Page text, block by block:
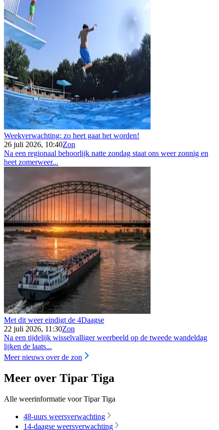
Weekverwachting: zo heet gaat het worden!
26 juli 2026, 10:40Zon
Na een regionaal behoorlijk natte zondag staat ons weer zonnig en
heet zomerweer...
Met dit weer eindigt de 4Daagse
22 juli 2026, 11:30Zon
Na een tijdelijk wisselvalliger weerbeeld op de tweede wandeldag
lijken de laats...
Meer nieuws over de zon
Meer over Tipar Tiga
Alle weerinformatie voor Tipar Tiga
48-uurs weersverwachting
14-daagse weersverwachting